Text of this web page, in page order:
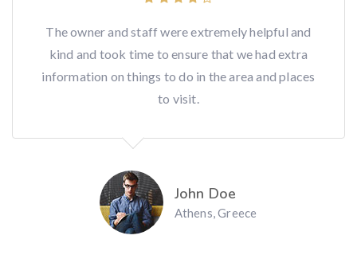
The owner and staff were extremely helpful and
kind and took time to ensure that we had extra
information on things to do in the area and places
to visit.
John Doe
Athens, Greece